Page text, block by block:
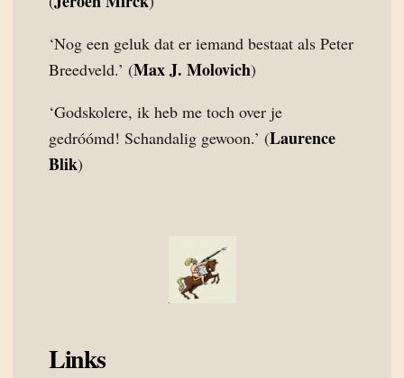
‘Nog een geluk dat er iemand bestaat als Peter
Breedveld.’ (Max J. Molovich)
‘Godskolere, ik heb me toch over je
gedróómd! Schandalig gewoon.’ (Laurence
Blik)
Links